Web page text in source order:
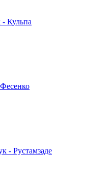
Кульпа
- Рустамзаде